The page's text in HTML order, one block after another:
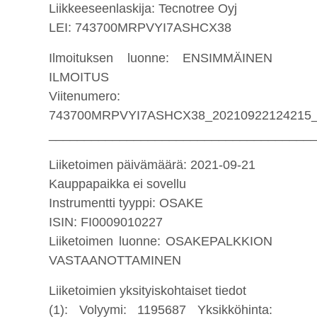
Liikkeeseenlaskija: Tecnotree Oyj
LEI: 743700MRPVYI7ASHCX38
Ilmoituksen luonne: ENSIMMÄINEN
ILMOITUS
Viitenumero:
Liiketoimen päivämäärä: 2021-09-21
Kauppapaikka ei sovellu
Instrumentti tyyppi: OSAKE
ISIN: FI0009010227
Liiketoimen luonne: OSAKEPALKKION
VASTAANOTTAMINEN
Liiketoimien yksityiskohtaiset tiedot
(1): Volyymi: 1195687 Yksikköhinta: